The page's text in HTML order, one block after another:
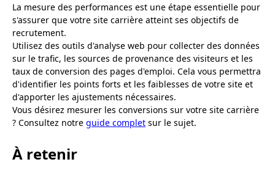
La mesure des performances est une étape essentielle pour
s'assurer que votre site carrière atteint ses objectifs de
recrutement.
Utilisez des outils d'analyse web pour collecter des données
sur le trafic, les sources de provenance des visiteurs et les
taux de conversion des pages d'emploi. Cela vous permettra
d'identifier les points forts et les faiblesses de votre site et
d'apporter les ajustements nécessaires.
Vous désirez mesurer les conversions sur votre site carrière
? Consultez notre guide complet sur le sujet.
À retenir